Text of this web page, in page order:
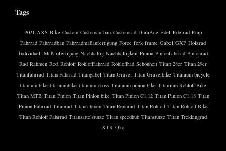
Tags
2021 AXS Bike Custom Customaufbau Customrad DuraAce Edel Edelrad Etap
Fahrrad Fahrradbau Fahrradmaßanfertigung Force fork frame Gabel GXP Holzrad
Individuell Maßanfertigung Nachhaltig Nachhaltigkeit Pinion Pinionfahrrad Pinionrad
Rad Rahmen Red Rohloff Rohlofffahrrad Rohloffrad Schönheit Titan 28er Titan 29er
Titanfahrrad Titan Fahrrad Titangabel Titan Gravel Titan Gravelbike Titanium bicycle
titanium bike titaniumbike titanium cross Titanium pinion bike Titanium Rohloff Bike
Titan MTB Titan Pinion Titan Pinion bike Titan Pinion C1.12 Titan Pinion C1.18 Titan
Pinion Fahrrad Titanrad Titanrahmen Titan Rennrad Titan Rohloff Titan Rohloff Bike
Titan Rohloff Fahrrad Titansattelstütze Titan speedhub Titanstütze Titan Trekkingrad
XTR Öko